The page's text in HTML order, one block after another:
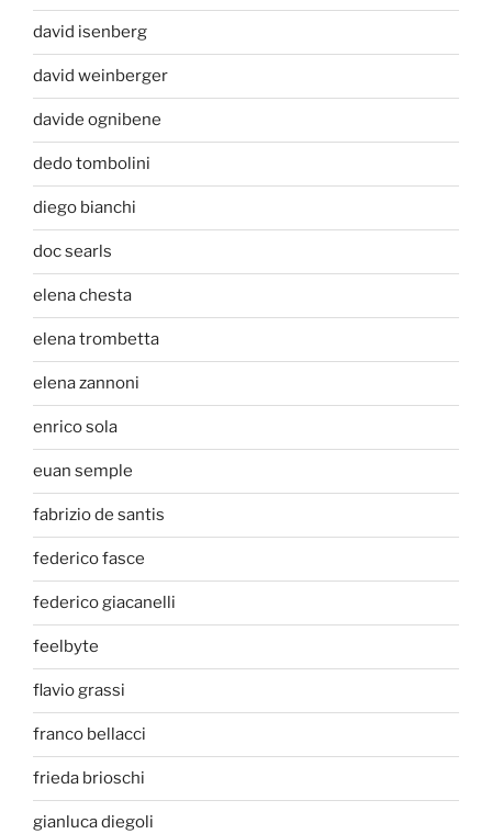
david isenberg
david weinberger
davide ognibene
dedo tombolini
diego bianchi
doc searls
elena chesta
elena trombetta
elena zannoni
enrico sola
euan semple
fabrizio de santis
federico fasce
federico giacanelli
feelbyte
flavio grassi
franco bellacci
frieda brioschi
gianluca diegoli